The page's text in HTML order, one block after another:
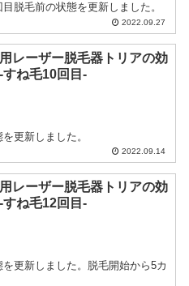
脱毛前の状態を更新しました。
2022.09.27
レーザー脱毛器トリアの効
ね毛10回目-
更新しました。
2022.09.14
レーザー脱毛器トリアの効
ね毛12回目-
更新しました。脱毛開始から5カ